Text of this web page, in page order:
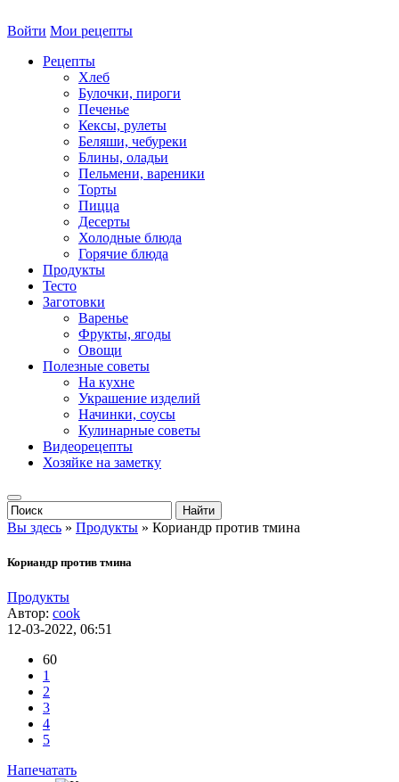
Войти Мои рецепты
Рецепты
Хлеб
Булочки, пироги
Печенье
Кексы, рулеты
Беляши, чебуреки
Блины, оладьи
Пельмени, вареники
Торты
Пицца
Десерты
Холодные блюда
Горячие блюда
Продукты
Тесто
Заготовки
Варенье
Фрукты, ягоды
Овощи
Полезные советы
На кухне
Украшение изделий
Начинки, соусы
Кулинарные советы
Видеорецепты
Хозяйке на заметку
Вы здесь » Продукты » Кориандр против тмина
Кориандр против тмина
Продукты
Автор: cook
12-03-2022, 06:51
60
1
2
3
4
5
Напечатать